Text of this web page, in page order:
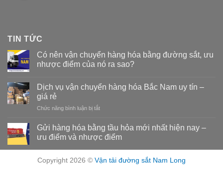
TIN TỨC
Có nên vận chuyển hàng hóa bằng đường sắt, ưu
nhược điểm của nó ra sao?
Dịch vụ vận chuyển hàng hóa Bắc Nam uy tín –
giá rẻ
Chức năng bình luận bị tắt
vụ
vận
chuyển
hàng
hóa
Gửi hàng hóa bằng tầu hỏa mới nhất hiện nay –
ưu điểm và nhược điểm
Copyright 2026 © Vận tải đường sắt Nam Long